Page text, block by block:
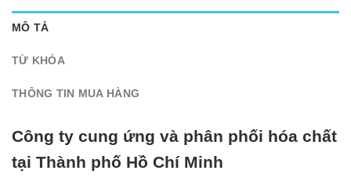
MÔ TẢ
TỪ KHÓA
THÔNG TIN MUA HÀNG
Công ty cung ứng và phân phối hóa chất
tại Thành phố Hồ Chí Minh